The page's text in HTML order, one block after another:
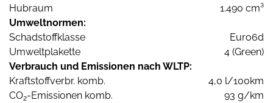
Hubraum
1.490 cm³
Umweltnormen:
Schadstoffklasse
Euro6d
Umweltplakette
4 (Green)
Verbrauch und Emissionen nach WLTP:
Kraftstoffverbr. komb.
4,0 l/100km
CO2-Emissionen komb.
93 g/km